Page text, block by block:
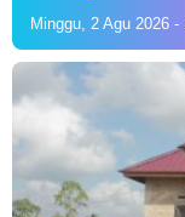
Minggu, 2 Agu 2026 -